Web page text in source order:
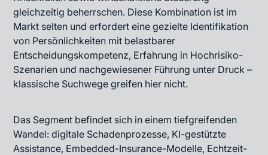
gleichzeitig beherrschen. Diese Kombination ist im
Markt selten und erfordert eine gezielte Identifikation
von Persönlichkeiten mit belastbarer
Entscheidungskompetenz, Erfahrung in Hochrisiko-
Szenarien und nachgewiesener Führung unter Druck –
klassische Suchwege greifen hier nicht.
Das Segment befindet sich in einem tiefgreifenden
Wandel: digitale Schadenprozesse, KI-gestützte
Assistance, Embedded-Insurance-Modelle, Echtzeit-